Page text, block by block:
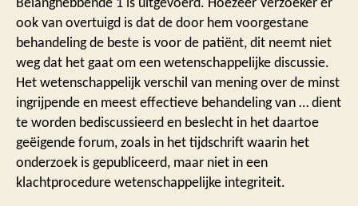
ook van overtuigd is dat de door hem voorgestane
behandeling de beste is voor de patiënt, dit neemt niet
weg dat het gaat om een wetenschappelijke discussie.
Het wetenschappelijk verschil van mening over de minst
ingrijpende en meest effectieve behandeling van … dient
te worden bediscussieerd en beslecht in het daartoe
geëigende forum, zoals in het tijdschrift waarin het
onderzoek is gepubliceerd, maar niet in een
klachtprocedure wetenschappelijke integriteit.